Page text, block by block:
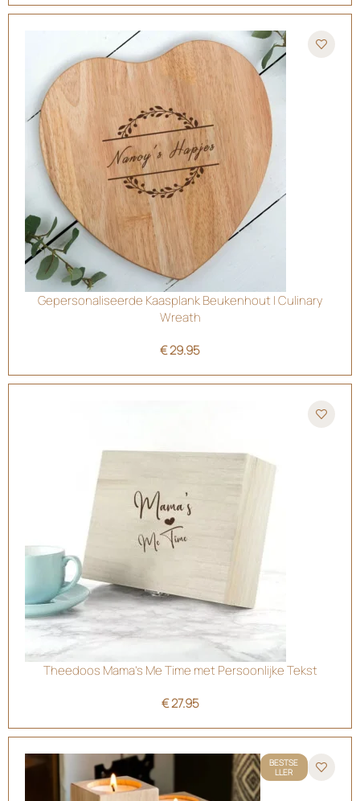
Gepersonaliseerde Kaasplank Beukenhout | Culinary
Wreath
€29.95
Theedoos Mama’s Me Time met Persoonlijke Tekst
€27.95
BESTSE
LLER